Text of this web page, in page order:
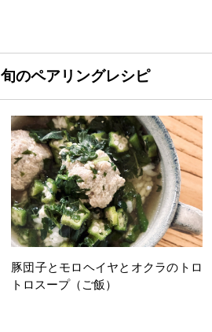
旬のペアリングレシピ
豚団子とモロヘイヤとオクラのトロ
トロスープ（ご飯）